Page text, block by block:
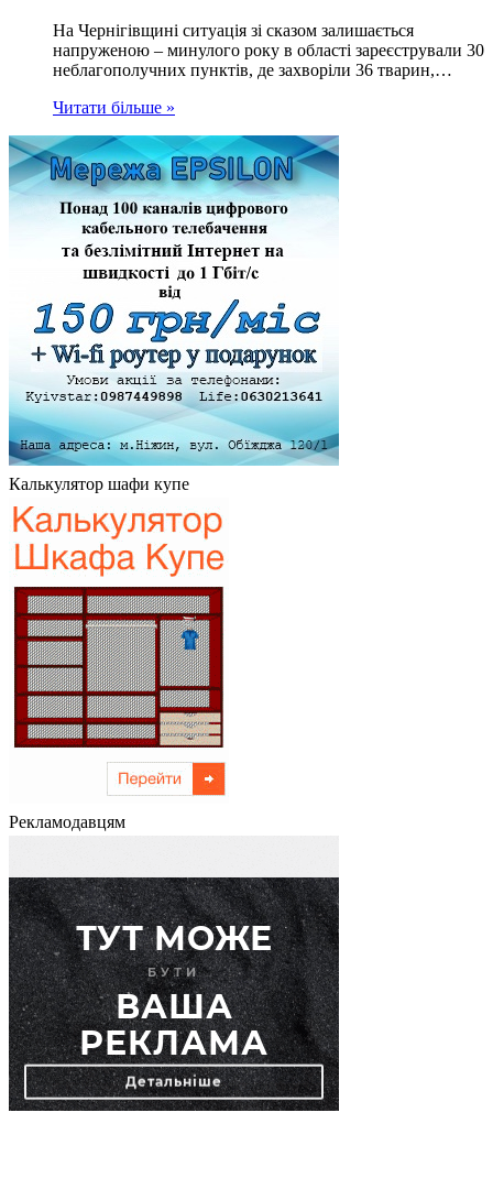
На Чернігівщині ситуація зі сказом залишається
напруженою – минулого року в області зареєстрували 30
неблагополучних пунктів, де захворіли 36 тварин,…
Читати більше »
Калькулятор шафи купе
Рекламодавцям